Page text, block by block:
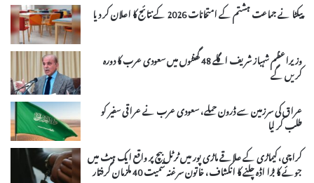
پیکٹا نے جماعت ہشتم کے امتحانات 2026 کے نتائج کا اعلان کر دیا
وزیراعظم شہباز شریف اگلے 48 گھنٹوں میں سعودی عرب کا دورہ
کریں گے
عراق کی سرزمین سے ڈرون حملے، سعودی عرب نے عراقی سفیر کو
طلب کر لیا
کراچی، کیماڑی کے علاقے ماڑی پور میں ٹرٹل بیچ پر واقع ایک ہٹ میں
جوئے کا بڑا اڈہ چلنے کا انکشاف، خاتون سرغنہ سمیت 40 ملزمان گرفتار